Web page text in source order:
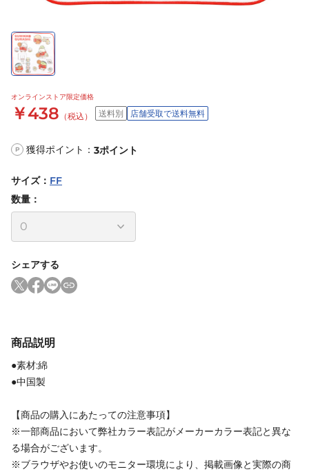
オンラインストア限定価格
￥438 （税込） 送料別 店舗受取で送料無料
P 獲得ポイント： 3ポイント
サイズ： FF
数量：
シェアする
商品説明
●素材:綿
●中国製
【商品の購入にあたっての注意事項】
※一部商品において弊社カラー表記がメーカーカラー表記と異な
る場合がございます。
※ブラウザやお使いのモニター環境により、掲載画像と実際の商